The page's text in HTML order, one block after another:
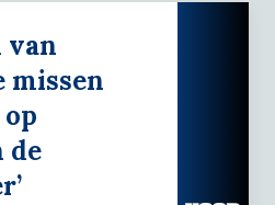
van
missen
de